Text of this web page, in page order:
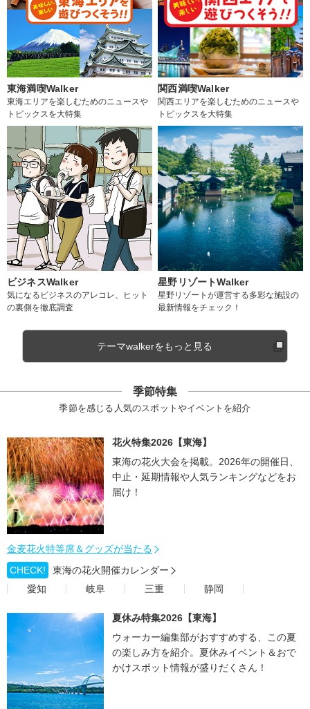
東海満喫Walker
東海エリアを楽しむためのニュースや
トピックスを大特集
関西満喫Walker
関西エリアを楽しむためのニュースや
トピックスを大特集
ビジネスWalker
気になるビジネスのアレコレ、ヒット
の裏側を徹底調査
星野リゾートWalker
星野リゾートが運営する多彩な施設の
最新情報をチェック！
テーマwalkerをもっと見る
季節特集
季節を感じる人気のスポットやイベントを紹介
花火特集2026【東海】
東海の花火大会を掲載。2026年の開催日、
中止・延期情報や人気ランキングなどをお
届け！
金麦花火特等席＆グッズが当たる
CHECK!
東海の花火開催カレンダー
愛知
岐阜 三重 静岡
夏休み特集2026【東海】
ウォーカー編集部がおすすめする、この夏
の楽しみ方を紹介。夏休みイベント＆おで
かけスポット情報が盛りだくさん！